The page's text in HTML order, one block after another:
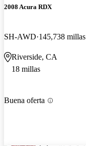
2008 Acura RDX
SH-AWD 145,738 millas
Riverside, CA
18 millas
Buena oferta